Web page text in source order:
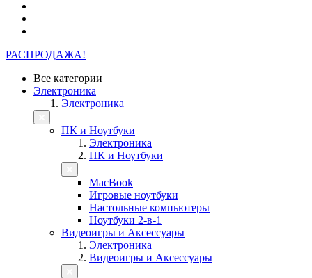
РАСПРОДАЖА!
Все категории
Электроника
Электроника
ПК и Ноутбуки
Электроника
ПК и Ноутбуки
MacBook
Игровые ноутбуки
Настольные компьютеры
Ноутбуки 2-в-1
Видеоигры и Аксессуары
Электроника
Видеоигры и Аксессуары